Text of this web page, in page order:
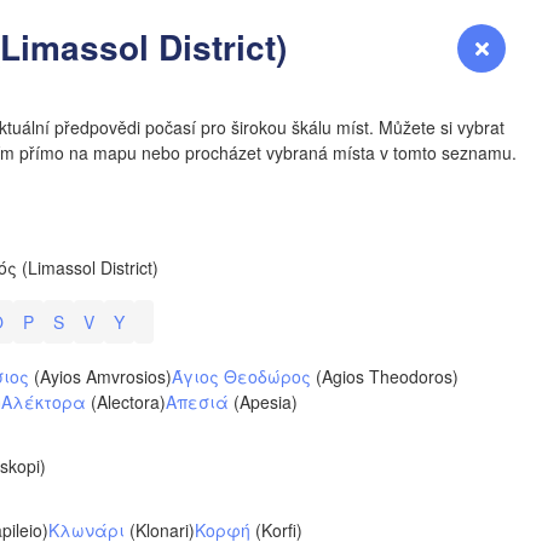
Přihlášení Premium myVentusky Předpověď
District)
předpovědi počasí pro širokou škálu míst. Můžete si vybrat
přímo na mapu nebo procházet vybraná místa v tomto seznamu.
(Limassol District)
P S V Y
(Ayios Amvrosios)Άγιος Θεοδώρος (Agios Theodoros)
Αλέκτορα (Alectora)Απεσιά (Apesia)
Κλωνάρι (Klonari)Κορφή (Korfi)